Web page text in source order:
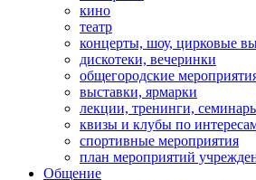
кино
театр
концерты, шоу, цирковые
дискотеки, вечеринки
общегородские
выставки, ярмарки
лекции, тренинги,
квизы и клубы по
спортивные мероприятия
план мероприятий
Общение